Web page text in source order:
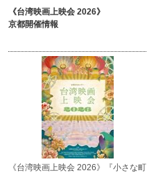
《台湾映画上映会 2026》
京都開催情報
《台湾映画上映会 2026》
『小さな町